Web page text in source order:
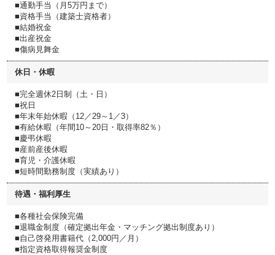
■通勤手当（月5万円まで）
■資格手当（建築士資格者）
■結婚祝金
■出産祝金
■傷病見舞金
休日・休暇
■完全週休2日制（土・日）
■祝日
■年末年始休暇（12／29～1／3）
■有給休暇（年間10～20日・取得率82％）
■慶弔休暇
■産前産後休暇
■育児・介護休暇
■短時間勤務制度（実績あり）
待遇・福利厚生
■各種社会保険完備
■退職金制度（確定拠出年金・マッチング拠出制度あり）
■自己啓発用書籍代（2,000円／月）
■指定資格取得報奨金制度